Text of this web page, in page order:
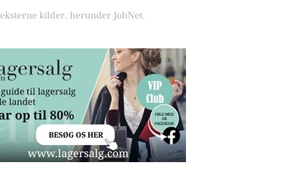
kilder, herunder JobNet.